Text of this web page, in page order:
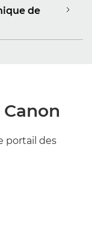
de
portail des